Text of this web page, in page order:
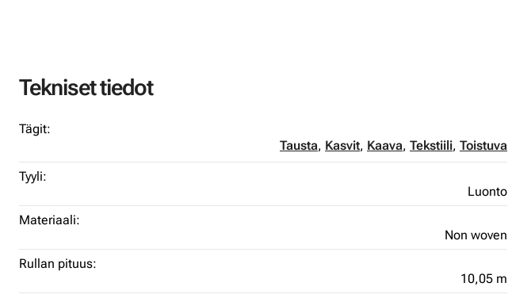
Tekniset tiedot
Tägit:
Tausta, Kasvit, Kaava, Tekstiili, Toistuva
Tyyli:
Luonto
Materiaali:
Non woven
Rullan pituus:
10,05 m